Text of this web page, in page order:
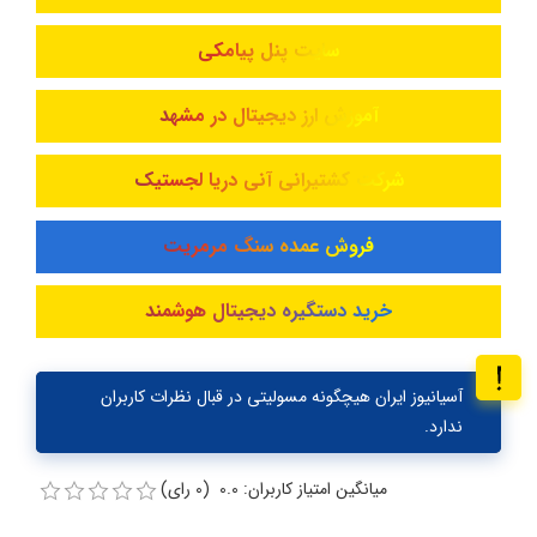
سایت پنل پیامکی
آموزش ارز دیجیتال در مشهد
شرکت کشتیرانی آنی دریا لجستیک
فروش عمده سنگ مرمریت
خرید دستگیره دیجیتال هوشمند
آسیانیوز ایران هیچگونه مسولیتی در قبال نظرات کاربران
ندارد.
میانگین امتیاز کاربران: 0.0 (0 رای)